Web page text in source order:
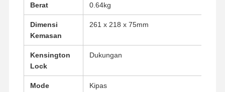
Motherboard Industri
Berat 0.64kg
Dimensi
Kemasan
261 x 218 x 75mm
Kensington
Lock
Dukungan
Mode
Kipas